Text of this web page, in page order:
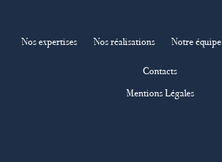
Nos expertises Nos réalisations Notre équipe
Contacts
Mentions Légales